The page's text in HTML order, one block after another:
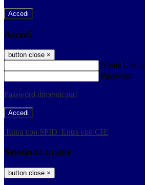
Accedi
Accedi
button close ×
Nome Utente
Password
Password dimenticata?
-
Entra con SPID Entra con CIE
Seleziona utente
button close ×